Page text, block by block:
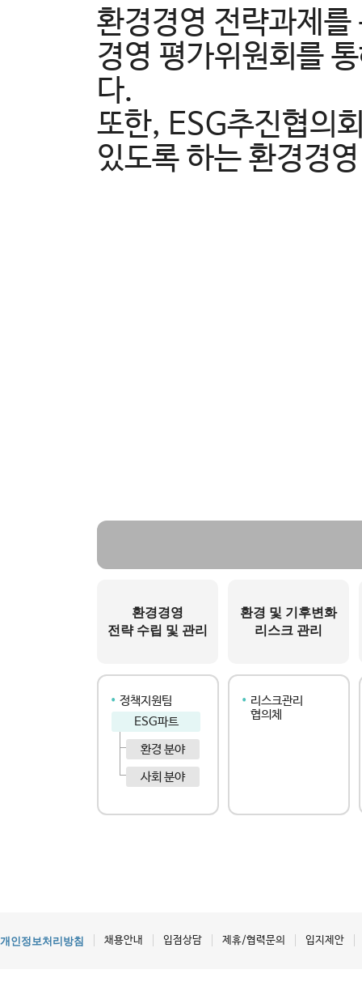
환경경영 전략과제
경영 평가위원회를
다.
또한, ESG추진협의
있도록 하는 환경경
환경경영
전략 수립 및 관리
환경 및 기후변화
리스크 관리
정책지원팀
ESG파트
환경 분야
사회 분야
리스크관리
협의체
개인정보처리방침 채용안내 입점상담 제휴/협력문의 입지제안